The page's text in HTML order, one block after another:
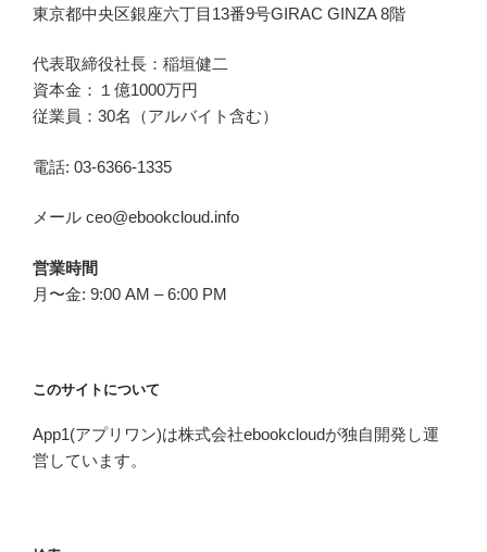
東京都中央区銀座六丁目 13番9号GIRAC GINZA 8階
代表取締役社長：稲垣健二
資本金：１億1000万円
従業員：30名（アルバイト含む）
電話: 03-6366-1335
メール ceo@ebookcloud.info
営業時間
月〜金: 9:00 AM – 6:00 PM
このサイトについて
App1(アプリワン)は株式会社ebookcloudが独自開発し運
営しています。